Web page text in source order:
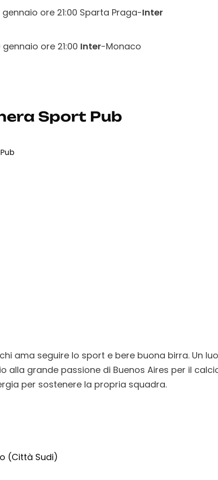
ore 21:00 Sparta Praga-Inter
ore 21:00 Inter-Monaco
Sport Pub
chi ama seguire lo sport e bere buona birra. Un
alla grande passione di Buenos Aires per il
per sostenere la propria squadra.
(Città Sudi)